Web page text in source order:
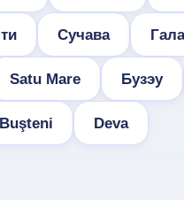
Сучава
Satu Mare Бузэу
Buşteni Deva